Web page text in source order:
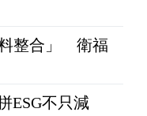
整合」 衛福
ESG不只減